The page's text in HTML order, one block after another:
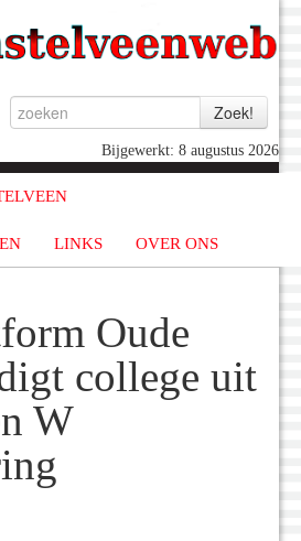
Bijgewerkt: 8 augustus 2026
LINKS OVER ONS
Oude
college uit
W